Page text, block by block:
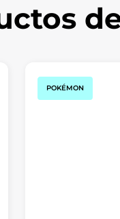
POKÉMON